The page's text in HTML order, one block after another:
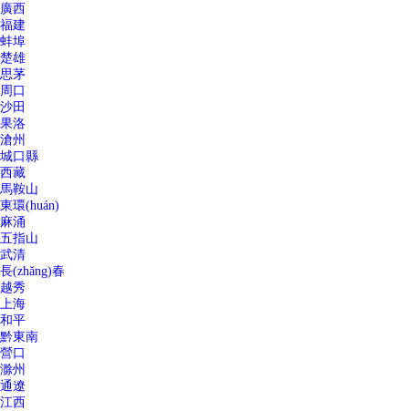
廣西
福建
蚌埠
楚雄
思茅
周口
沙田
果洛
滄州
城口縣
西藏
馬鞍山
東環(huán)
麻涌
五指山
武清
長(zhǎng)春
越秀
上海
和平
黔東南
營口
滁州
通遼
江西